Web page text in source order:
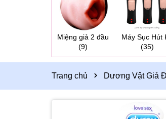
Miệng giả 2 đầu
(9)
Máy Sục Hút
(35)
Trang chủ Dương Vật Giả